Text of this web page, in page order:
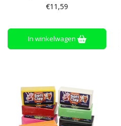
niet uitdroogt of afgeeft. Alle
kleuren zijn onderling
bewerken en te vormen – zelfs
voor kleine handen. Glutenvrij
en vegan
€11,59
In winkelwagen